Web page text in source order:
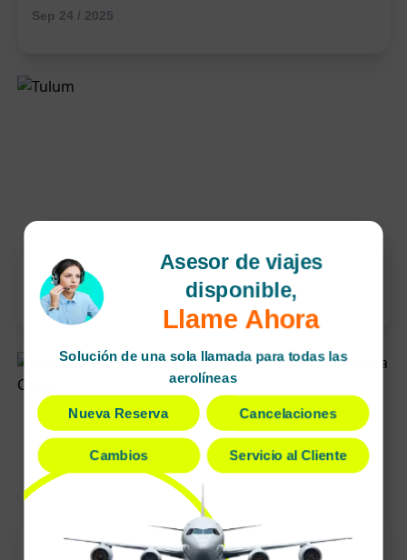
Sep 24 / 2025
Sep 22 / 2025
9 Things To Do for FREE in Punta Cana for 2025
Asesor de viajes
disponible,
Llame Ahora
Solución de una sola llamada para todas las
aerolíneas
Nueva Reserva Cancelaciones
Cambios Servicio al Cliente